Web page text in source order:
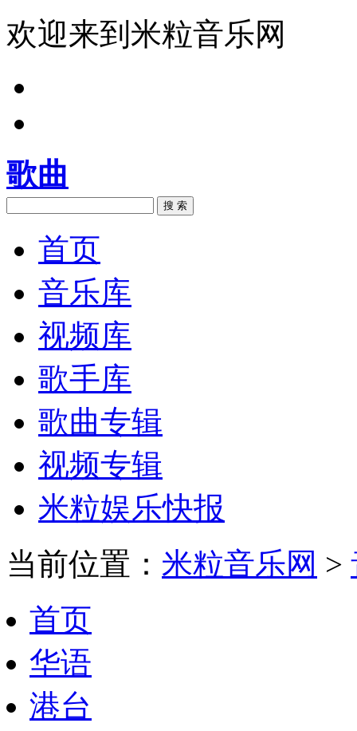
欢迎来到米粒音乐网
歌曲
搜 索
首页
音乐库
视频库
歌手库
歌曲专辑
视频专辑
米粒娱乐快报
当前位置： 米粒音乐网 >
首页
华语
港台